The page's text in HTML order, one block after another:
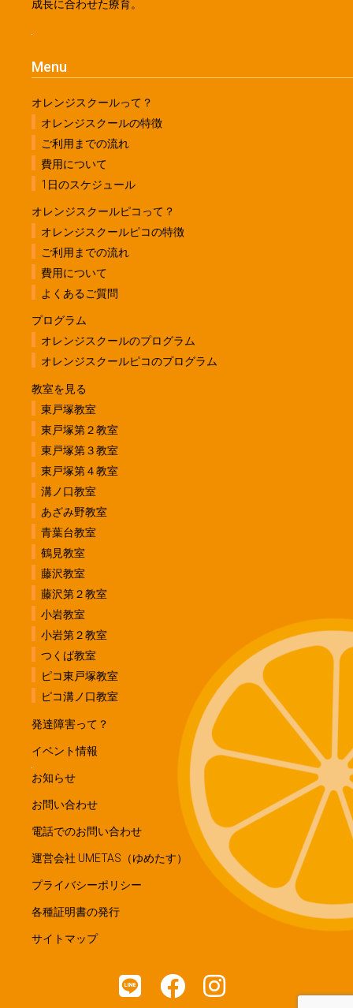
成長に合わせた療育。
Menu
オレンジスクールって？
オレンジスクールの特徴
ご利用までの流れ
費用について
1日のスケジュール
オレンジスクールピコって？
オレンジスクールピコの特徴
ご利用までの流れ
費用について
よくあるご質問
プログラム
オレンジスクールのプログラム
オレンジスクールピコのプログラム
教室を見る
東戸塚教室
東戸塚第２教室
東戸塚第３教室
東戸塚第４教室
溝ノ口教室
あざみ野教室
青葉台教室
鶴見教室
藤沢教室
藤沢第２教室
小岩教室
小岩第２教室
つくば教室
ピコ東戸塚教室
ピコ溝ノ口教室
発達障害って？
イベント情報
お知らせ
お問い合わせ
電話でのお問い合わせ
運営会社 UMETAS（ゆめたす）
プライバシーポリシー
各種証明書の発行
サイトマップ